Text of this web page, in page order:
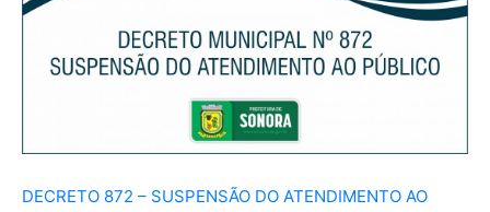
DECRETO 872 – SUSPENSÃO DO ATENDIMENTO AO